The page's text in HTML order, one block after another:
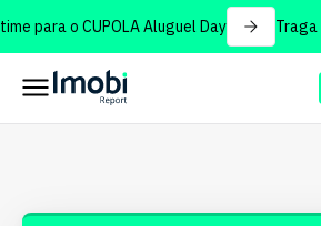
para o CUPOLA Aluguel Day Traga